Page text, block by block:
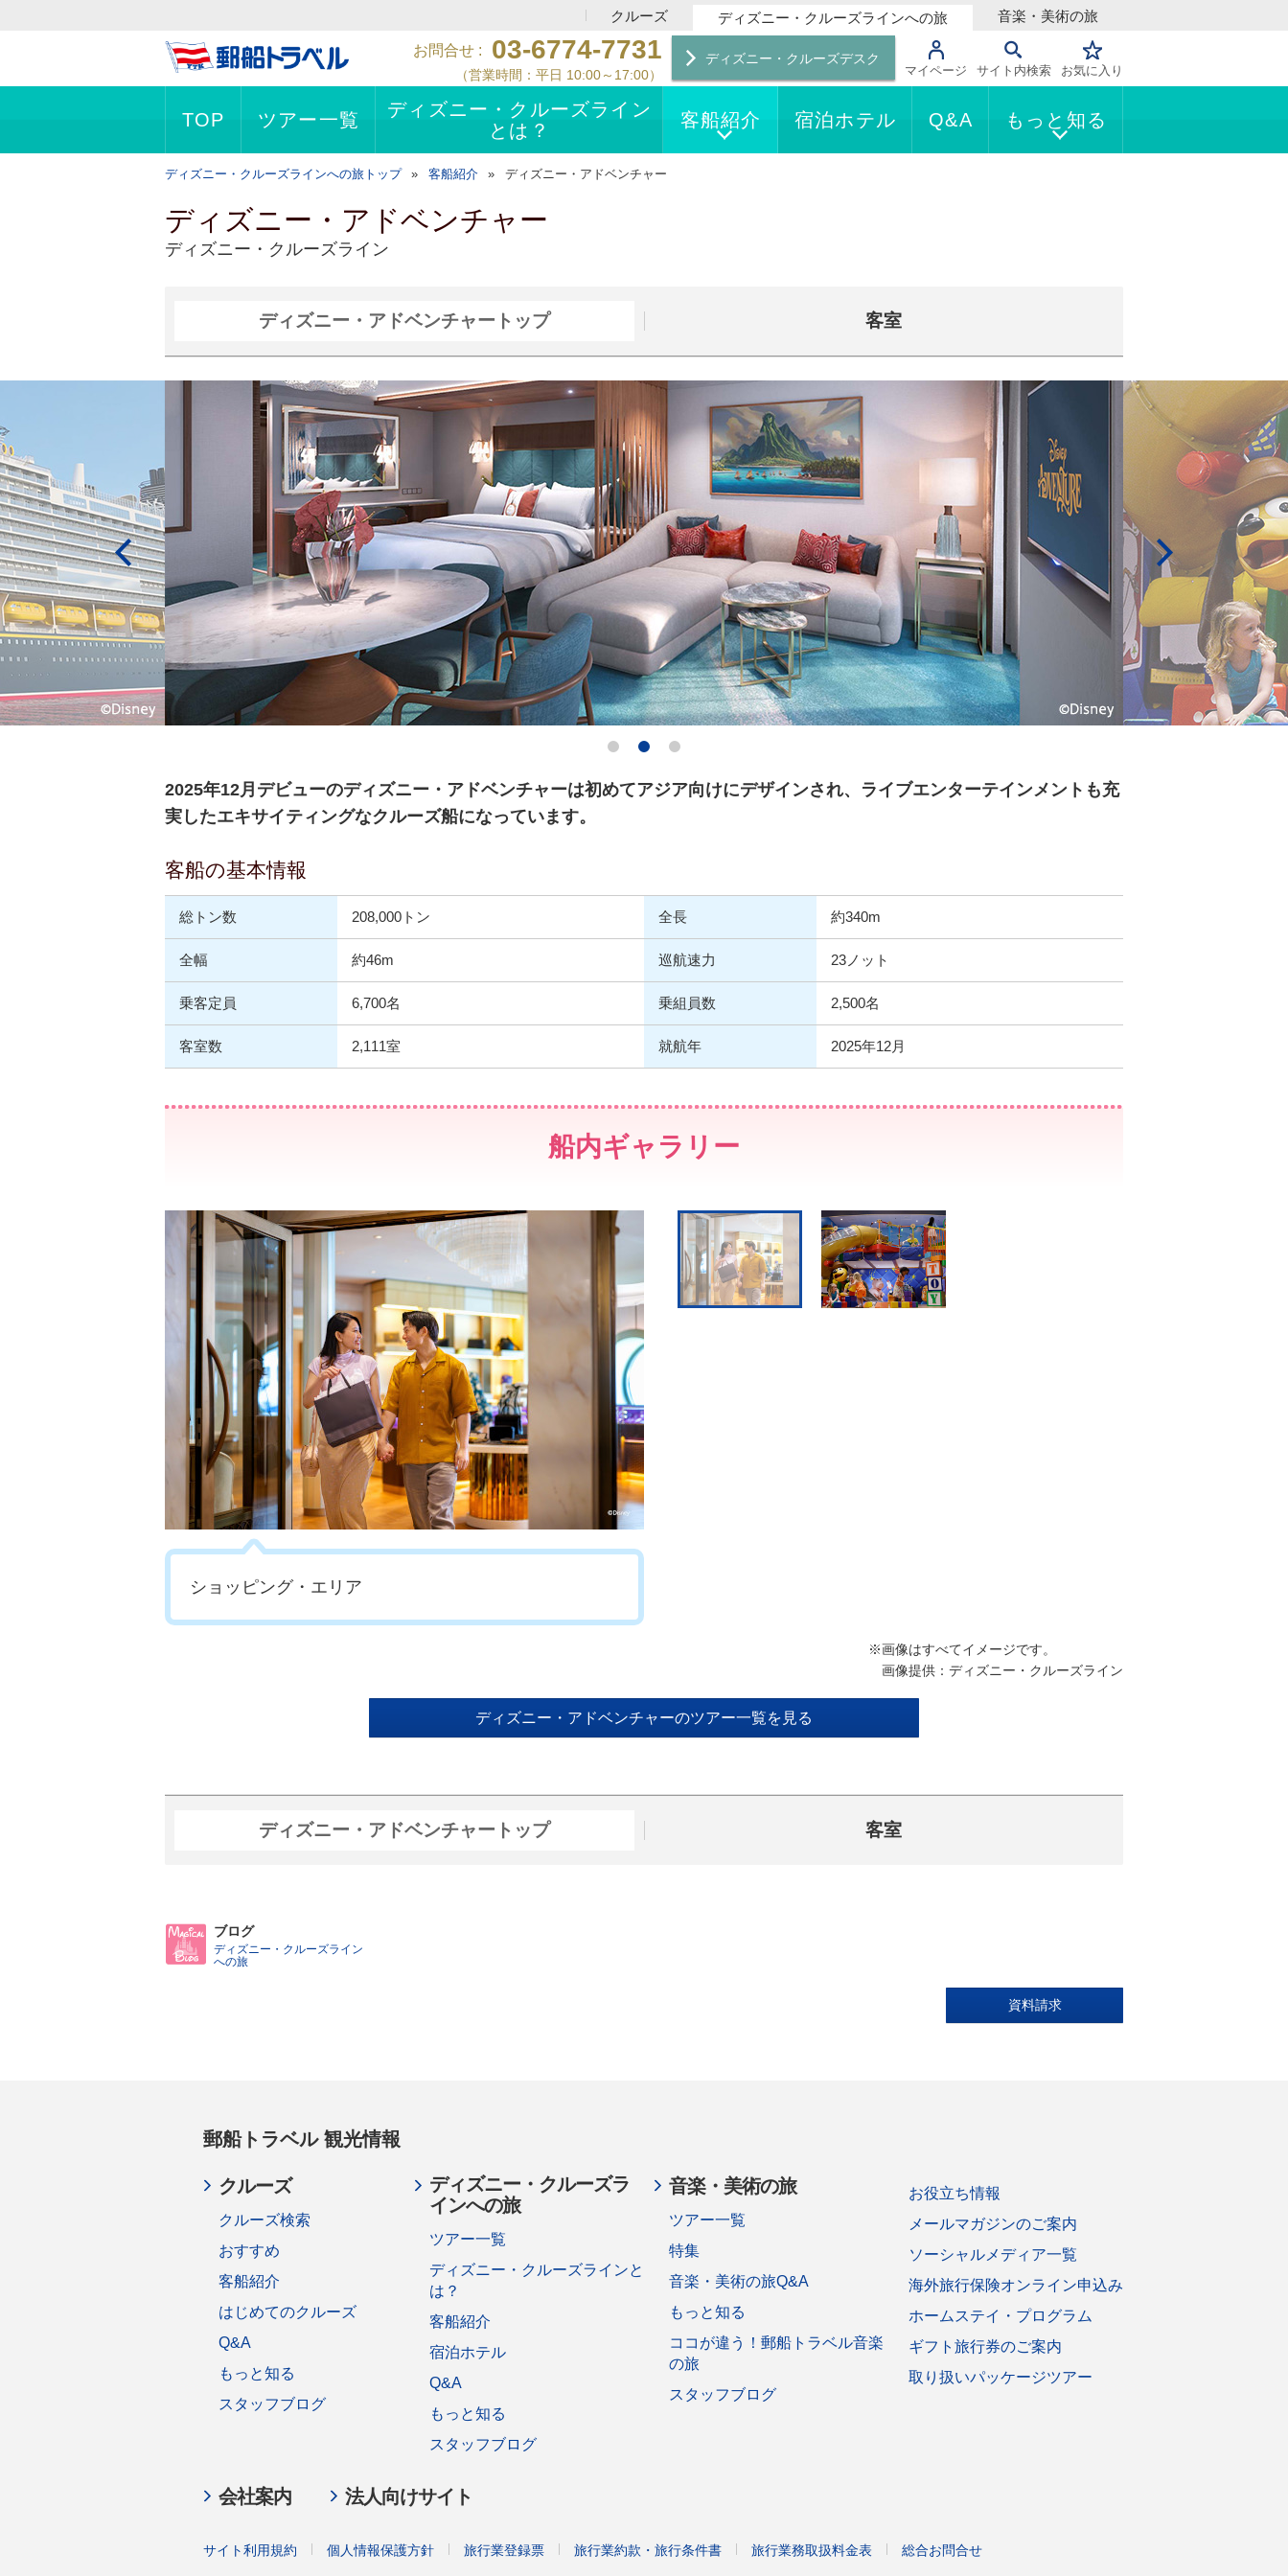
クルーズ ディズニー・クルーズラインへの旅 音楽・美術の旅
お気に入り
サイト内検索
マイページ
お問合せ 03-6774-7731
（営業時間：平日 10:00～17:00）
ディズニー・クルーズデスク
TOP ツアー一覧
ディズニー・クルーズライン
とは？
客船紹介 宿泊ホテル Q&A もっと知る
ディズニー・クルーズラインへの旅トップ 客船紹介 ディズニー・アドベンチャー
ディズニー・アドベンチャー
ディズニー・クルーズライン
ディズニー・アドベンチャートップ 客室
2025年12月デビューのディズニー・アドベンチャーは初めてアジア向けにデザインされ、ライブエンターテインメントも充
実したエキサイティングなクルーズ船になっています。
客船の基本情報
総トン数 208,000トン 全長 約340m
全幅 約46m 巡航速力 23ノット
乗客定員 6,700名 乗組員数 2,500名
客室数 2,111室 就航年 2025年12月
船内ギャラリー
ショッピング・エリア
画像はすべてイメージです。
画像提供：ディズニー・クルーズライン
ディズニー・アドベンチャーのツアー一覧を見る
ディズニー・アドベンチャートップ 客室
ブログ
ディズニー・クルーズライン
への旅
資料請求
郵船トラベル 観光情報
クルーズ
クルーズ検索
おすすめ
客船紹介
はじめてのクルーズ
Q&A
もっと知る
スタッフブログ
ディズニー・クルーズラ
インへの旅
ツアー一覧
ディズニー・クルーズラインと
は？
客船紹介
宿泊ホテル
Q&A
もっと知る
スタッフブログ
音楽・美術の旅
ツアー一覧
特集
音楽・美術の旅Q&A
もっと知る
ココが違う！郵船トラベル音楽
の旅
スタッフブログ
お役立ち情報
メールマガジンのご案内
ソーシャルメディア一覧
海外旅行保険オンライン申込み
ホームステイ・プログラム
ギフト旅行券のご案内
取り扱いパッケージツアー
会社案内 法人向けサイト
サイト利用規約 個人情報保護方針 旅行業登録票 旅行業約款・旅行条件書 旅行業務取扱料金表 総合お問合せ